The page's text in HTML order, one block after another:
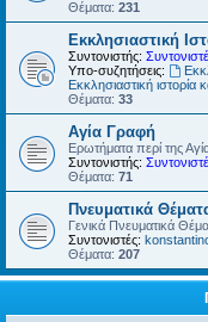
Θέματα: 231
Εκκλησιαστική
Συντονιστής:
Υπο-συζητήσεις:
Εκκλησιαστική
Θέματα: 33
Αγία Γραφή
Ερωτήματα περί της
Συντονιστής:
Θέματα: 71
Πνευματικά
Γενικά Πνευματικά
Συντονιστές:
Θέματα: 207